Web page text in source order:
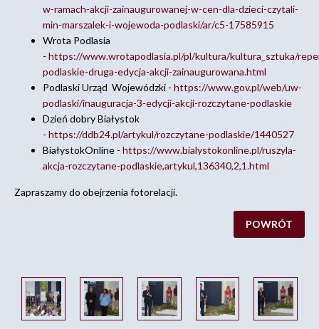
w-ramach-akcji-zainaugurowanej-w-cen-dla-dzieci-czytali-
min-marszalek-i-wojewoda-podlaski/ar/c5-17585915
Wrota Podlasia
- https://www.wrotapodlasia.pl/pl/kultura/kultura_sztuka/
podlaskie-druga-edycja-akcji-zainaugurowana.html
Podlaski Urząd Wojewódzki - https://www.gov.pl/web/uw-
podlaski/inauguracja-3-edycji-akcji-rozczytane-podlaskie
Dzień dobry Białystok
- https://ddb24.pl/artykul/rozczytane-podlaskie/1440527
BiałystokOnline - https://www.bialystokonline.pl/ruszyla-
akcja-rozczytane-podlaskie,artykul,136340,2,1.html
Zapraszamy do obejrzenia fotorelacji.
POWRÓT